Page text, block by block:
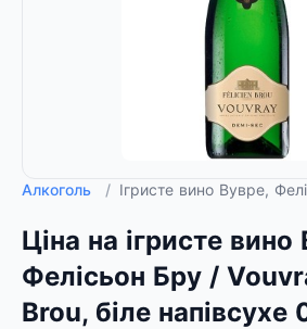
Алкоголь / Ігристе вино Вувре,
Ціна на ігристе вино
Фелісьон Бру /
Brou, біле напівсухе